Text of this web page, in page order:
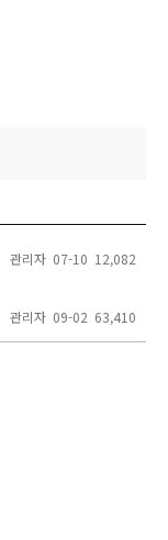
관리자 07-10 12,082
관리자 09-02 63,410